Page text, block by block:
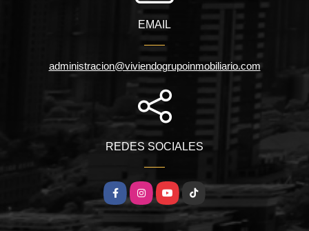
EMAIL
administracion@viviendogrupoinmobiliario.com
REDES SOCIALES
FacebookInstagramYouTubeTikTok